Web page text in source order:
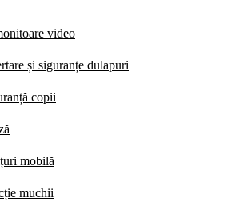
video
și siguranțe dulapuri
copii
mobilă
muchii